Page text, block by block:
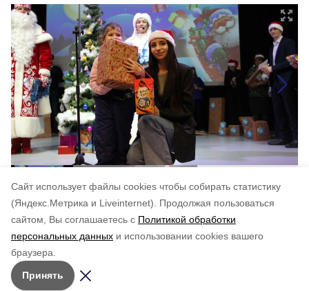
Cайт использует файлы cookies чтобы собирать статистику
(Яндекс.Метрика и Liveinternet).
Продолжая пользоваться
сайтом, Вы соглашаетесь с Политикой обработки
персональных данных и использовании cookies вашего
браузера.
Принять
по оценке
5